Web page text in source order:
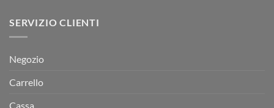
SERVIZIO CLIENTI
Negozio
Carrello
Cassa